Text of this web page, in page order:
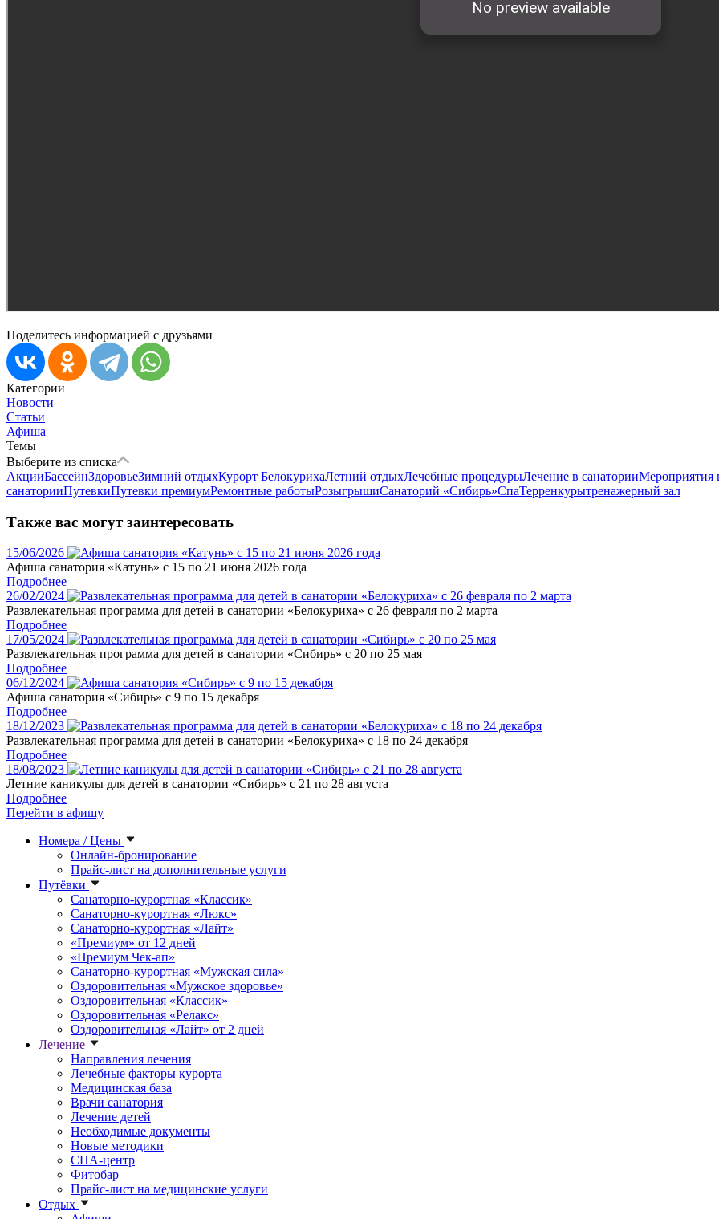
Поделитесь информацией с друзьями
Категории
Новости
Статьи
Афиша
Темы
Выберите из списка
АкцииБассейнЗдоровьеЗимний отдыхКурорт БелокурихаЛетний отдыхЛечебные процедурыЛечение в санаторииМероприятия
санаторииПутевкиПутевки премиумРемонтные работыРозыгрышиСанаторий «Сибирь»СпаТерренкурытренажерный зал
Также вас могут заинтересовать
15/06/2026
Афиша санатория «Катунь» с 15 по 21 июня 2026 года
Подробнее
26/02/2024
Развлекательная программа для детей в санатории «Белокуриха» с 26 февраля по 2 марта
Подробнее
17/05/2024
Развлекательная программа для детей в санатории «Сибирь» с 20 по 25 мая
Подробнее
06/12/2024
Афиша санатория «Сибирь» с 9 по 15 декабря
Подробнее
18/12/2023
Развлекательная программа для детей в санатории «Белокуриха» с 18 по 24 декабря
Подробнее
18/08/2023
Летние каникулы для детей в санатории «Сибирь» с 21 по 28 августа
Подробнее
Перейти в афишу
Номера / Цены
Онлайн-бронирование
Прайс-лист на дополнительные услуги
Путёвки
Санаторно-курортная «Классик»
Санаторно-курортная «Люкс»
Санаторно-курортная «Лайт»
«Премиум» от 12 дней
«Премиум Чек-ап»
Санаторно-курортная «Мужская сила»
Оздоровительная «Мужское здоровье»
Оздоровительная «Классик»
Оздоровительная «Релакс»
Оздоровительная «Лайт» от 2 дней
Лечение
Направления лечения
Лечебные факторы курорта
Медицинская база
Врачи санатория
Лечение детей
Необходимые документы
Новые методики
СПА-центр
Фитобар
Прайс-лист на медицинские услуги
Отдых